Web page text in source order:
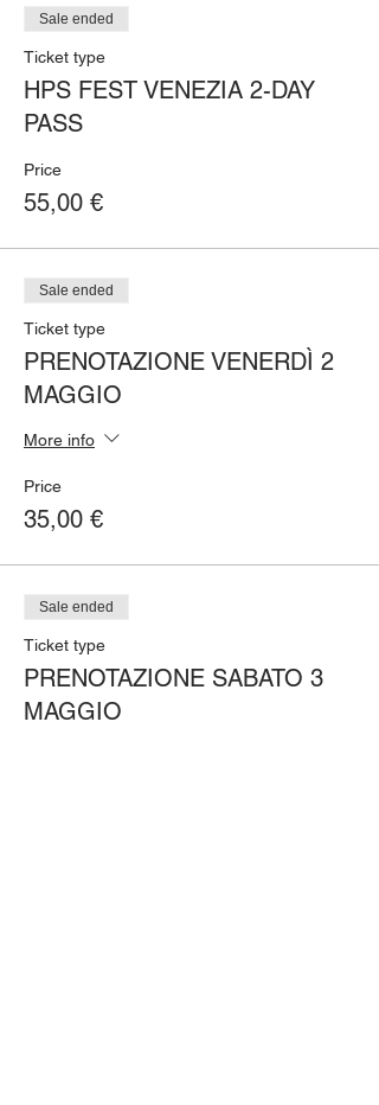
Sale ended
Ticket type
HPS FEST VENEZIA 2-DAY
PASS
Price
55,00 €
Sale ended
Ticket type
PRENOTAZIONE VENERDÌ 2
MAGGIO
More info
Price
35,00 €
Sale ended
Ticket type
PRENOTAZIONE SABATO 3
MAGGIO